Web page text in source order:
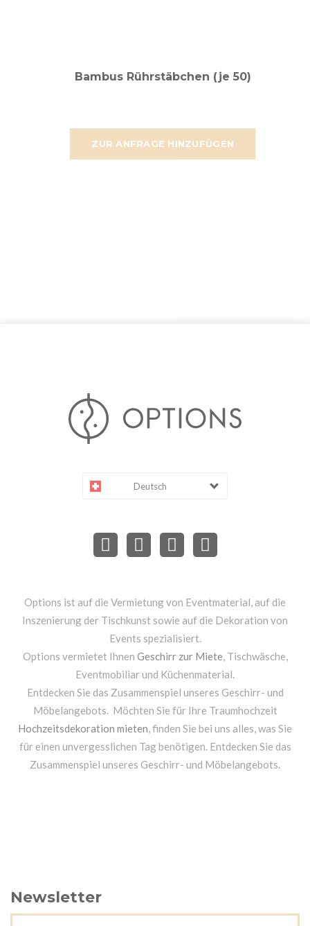
ZUR ANFRAGE HINZUFÜGEN
Bambus Rührstäbchen (je 50)
Deutsch
Options ist auf die Vermietung von Eventmaterial, auf die
Inszenierung der Tischkunst sowie auf die Dekoration von
Events spezialisiert.
Options vermietet Ihnen Geschirr zur Miete, Tischwäsche,
Eventmobiliar und Küchenmaterial.
Entdecken Sie das Zusammenspiel unseres Geschirr- und
Möbelangebots. Möchten Sie für Ihre Traumhochzeit
Hochzeitsdekoration mieten, finden Sie bei uns alles, was Sie
für einen unvergesslichen Tag benötigen. Entdecken Sie das
Zusammenspiel unseres Geschirr- und Möbelangebots.
Newsletter